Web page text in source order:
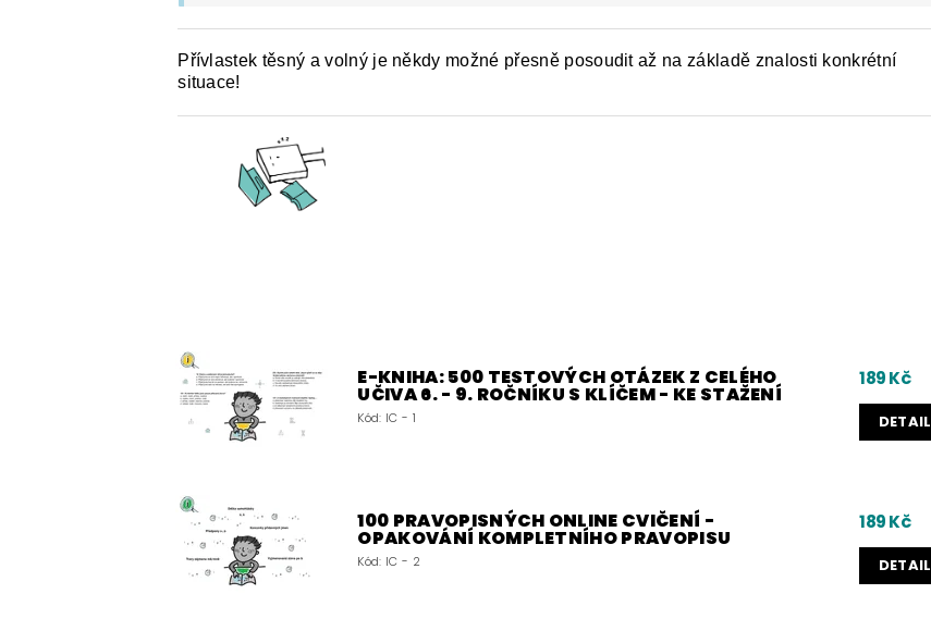
Přívlastek těsný a volný je někdy možné přesně posoudit až na základě znalosti konkrétní
situace!
E-KNIHA: 500 TESTOVÝCH OTÁZEK Z CELÉHO
UČIVA 6. - 9. ROČNÍKU S KLÍČEM - KE STAŽENÍ
Kód: IC - 1
189 Kč
DETAIL
100 PRAVOPISNÝCH ONLINE CVIČENÍ -
OPAKOVÁNÍ KOMPLETNÍHO PRAVOPISU
Kód: IC - 2
189 Kč
DETAIL